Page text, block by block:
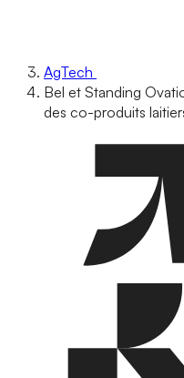
AgTech
Bel et Standing
des co-produits